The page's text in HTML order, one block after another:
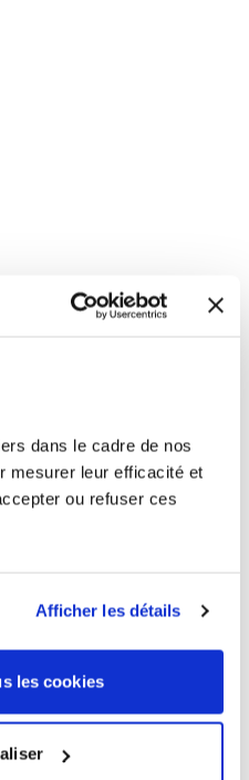
dans le cadre de nos
mesurer leur efficacité et
ou refuser ces
Afficher les détails
les cookies